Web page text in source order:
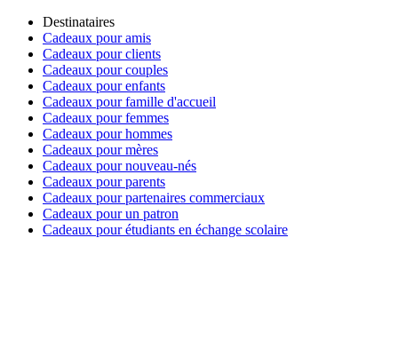
Destinataires
Cadeaux pour amis
Cadeaux pour clients
Cadeaux pour couples
Cadeaux pour enfants
Cadeaux pour famille d'accueil
Cadeaux pour femmes
Cadeaux pour hommes
Cadeaux pour mères
Cadeaux pour nouveau-nés
Cadeaux pour parents
Cadeaux pour partenaires commerciaux
Cadeaux pour un patron
Cadeaux pour étudiants en échange scolaire